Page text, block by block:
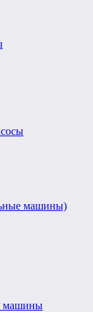
машины)
машины